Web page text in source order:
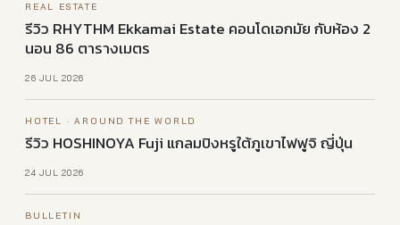
REAL ESTATE
รีวิว RHYTHM Ekkamai Estate ค⁠อ⁠น⁠โ⁠ด⁠เ⁠อ⁠ก⁠มั⁠ย กับห้อง 2
นอน 86 ต⁠า⁠ร⁠า⁠ง⁠เ⁠ม⁠ต⁠ร
26 JUL 2026
HOTEL · AROUND THE WORLD
รีวิว HOSHINOYA Fuji แก⁠ล⁠ม⁠ปิ⁠งหรูใต้ภูเขาไฟฟูจิ ญี่ปุ่น
24 JUL 2026
BULLETIN